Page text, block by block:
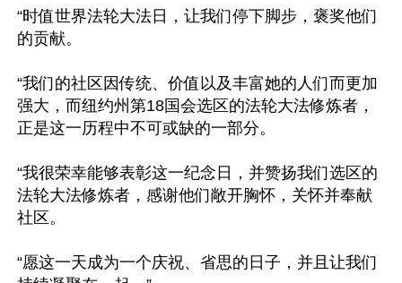
“时值世界法轮大法日，让我们停下脚步，褒奖他们
的贡献。
“我们的社区因传统、价值以及丰富她的人们而更加
强大，而纽约州第18国会选区的法轮大法修炼者，
正是这一历程中不可或缺的一部分。
“我很荣幸能够表彰这一纪念日，并赞扬我们选区的
法轮大法修炼者，感谢他们敞开胸怀，关怀并奉献
社区。
“愿这一天成为一个庆祝、省思的日子，并且让我们